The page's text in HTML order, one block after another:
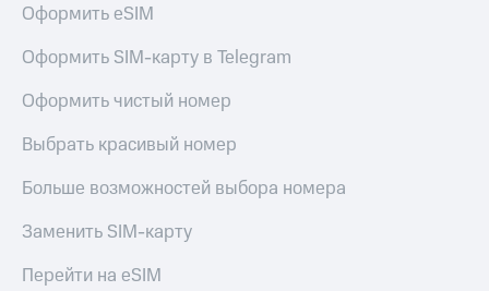
Оформить eSIM
Оформить SIM-карту в Telegram
Оформить чистый номер
Выбрать красивый номер
Больше возможностей выбора номера
Заменить SIM-карту
Перейти на eSIM